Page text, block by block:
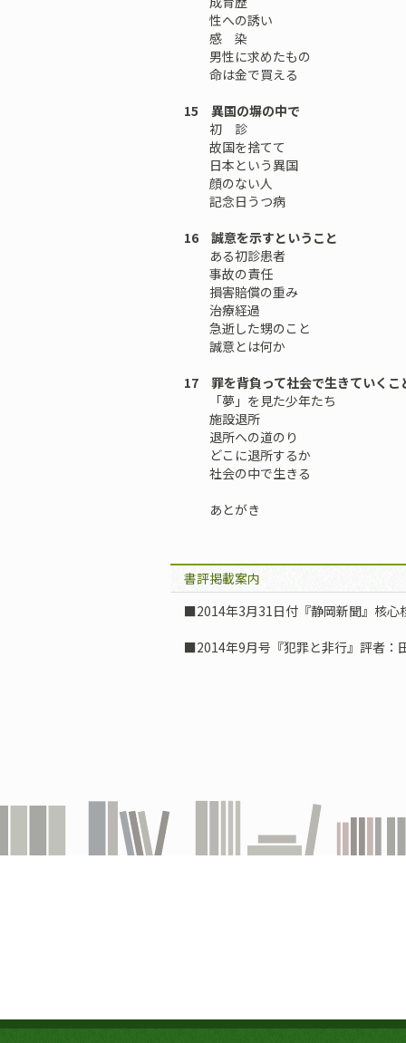
性への誘い
感 染
男性に求めたもの
命は金で買える
15 異国の塀の中で
初 診
故国を捨てて
日本という異国
顔のない人
記念日うつ病
16 誠意を示すということ
ある初診患者
事故の責任
損害賠償の重み
治療経過
急逝した甥のこと
誠意とは何か
17 罪を背負って社会で生きていくこ
「夢」を見た少年たち
施設退所
退所への道のり
どこに退所するか
社会の中で生きる
あとがき
書評掲載案内
■2014年3月31日付『静岡新聞』核心
■2014年9月号『犯罪と非行』評者：